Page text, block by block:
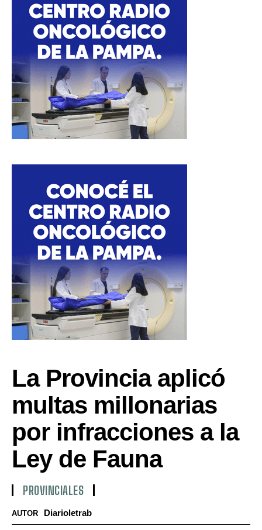
La Provincia aplicó
multas millonarias
por infracciones a la
Ley de Fauna
PROVINCIALES
AUTOR Diarioletrab